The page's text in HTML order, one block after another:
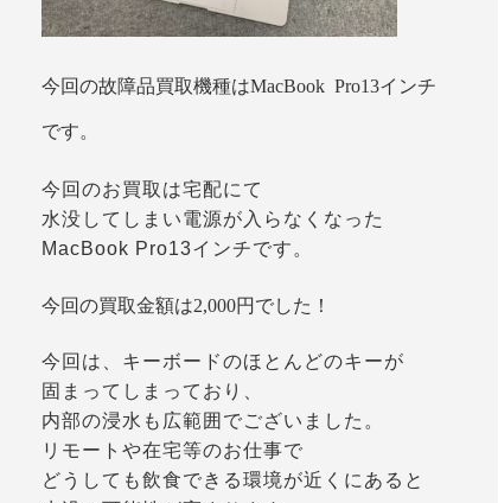
今回の故障品買取機種はMacBook Pro13インチ
です。
今回のお買取は宅配にて
水没してしまい電源が入らなくなった
MacBook Pro13インチです。
今回の買取金額は2,000円でした！
今回は、キーボードのほとんどのキーが
固まってしまっており、
内部の浸水も広範囲でございました。
リモートや在宅等のお仕事で
どうしても飲食できる環境が近くにあると